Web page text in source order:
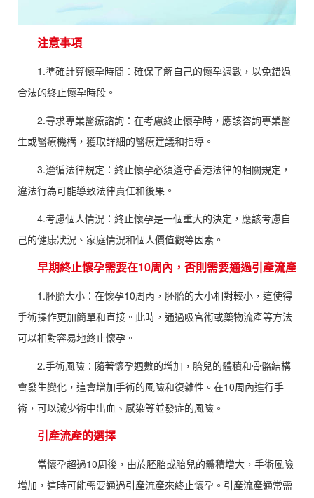
注意事項
1.準確計算懷孕時間：確保了解自己的懷孕週數，以免錯過
合法的終止懷孕時段。
2.尋求專業醫療諮詢：在考慮終止懷孕時，應該咨詢專業醫
生或醫療機構，獲取詳細的醫療建議和指導。
3.遵循法律規定：終止懷孕必須遵守香港法律的相關規定，
違法行為可能導致法律責任和後果。
4.考慮個人情況：終止懷孕是一個重大的決定，應該考慮自
己的健康狀況、家庭情況和個人價值觀等因素。
早期終止懷孕需要在10周內，否則需要通過引產流產
1.胚胎大小：在懷孕10周內，胚胎的大小相對較小，這使得
手術操作更加簡單和直接。此時，通過吸宮術或藥物流產等方法
可以相對容易地終止懷孕。
2.手術風險：隨著懷孕週數的增加，胎兒的體積和骨骼結構
會發生變化，這會增加手術的風險和復雜性。在10周內進行手
術，可以減少術中出血、感染等並發症的風險。
引產流產的選擇
當懷孕超過10周後，由於胚胎或胎兒的體積增大，手術風險
增加，這時可能需要通過引產流產來終止懷孕。引產流產通常需